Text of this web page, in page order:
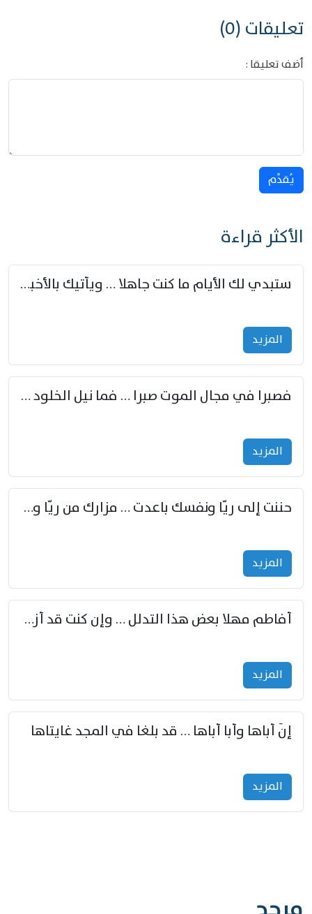
تعليقات (0)
أضف تعليقا :
يُقدِّم
الأكثر قراءة
ستبدي لك الأيام ما كنت جاهلا … ويأتيك بالأخبار من لم تزوّد
المزید
فصبرا في مجال الموت صبرا … فما نيل الخلود بمستطاع
المزید
حننت إلى ريّا ونفسك باعدت … مزارك من ريّا وشعباكما معا
المزید
أفاطم مهلا بعض هذا التدلل … وإن كنت قد أزمعت صرمي فأجملي
المزید
إنّ أباها وأبا أباها … قد بلغا في المجد غايتاها
المزید